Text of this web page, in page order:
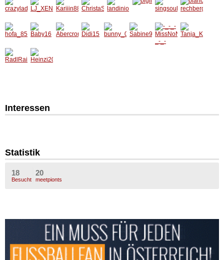
Interessen
Statistik
18
Besucht
20
meetpionts